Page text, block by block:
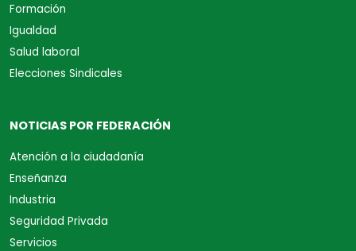
Formación
Igualdad
Salud laboral
Elecciones Sindicales
NOTICIAS POR FEDERACIÓN
Atención a la ciudadanía
Enseñanza
Industria
Seguridad Privada
Servicios